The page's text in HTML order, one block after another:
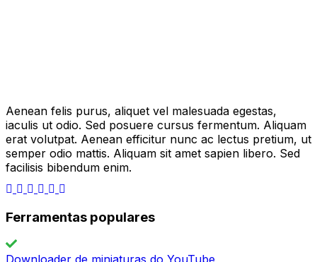
Aenean felis purus, aliquet vel malesuada egestas,
iaculis ut odio. Sed posuere cursus fermentum. Aliquam
erat volutpat. Aenean efficitur nunc ac lectus pretium, ut
semper odio mattis. Aliquam sit amet sapien libero. Sed
facilisis bibendum enim.
Ferramentas populares